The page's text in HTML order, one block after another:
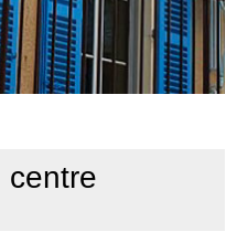
centre